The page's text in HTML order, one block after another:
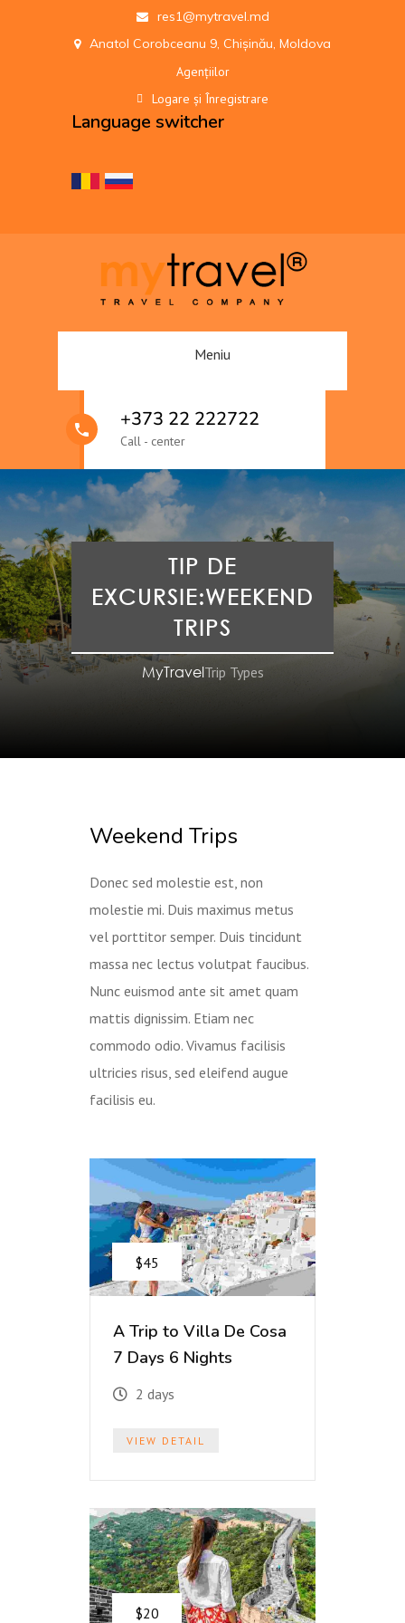
res1@mytravel.md
Anatol Corobceanu 9, Chișinău, Moldova
Agențiilor
Logare și Înregistrare
Language switcher
Meniu
+373 22 222722
Call - center
TIP DE
EXCURSIE:WEEKEND
TRIPS
MyTravelTrip Types
Weekend Trips
Donec sed molestie est, non
molestie mi. Duis maximus metus
vel porttitor semper. Duis tincidunt
massa nec lectus volutpat faucibus.
Nunc euismod ante sit amet quam
mattis dignissim. Etiam nec
commodo odio. Vivamus facilisis
ultricies risus, sed eleifend augue
facilisis eu.
$45
A Trip to Villa De Cosa
7 Days 6 Nights
2 days
VIEW DETAIL
$20